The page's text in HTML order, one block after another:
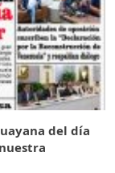
del día